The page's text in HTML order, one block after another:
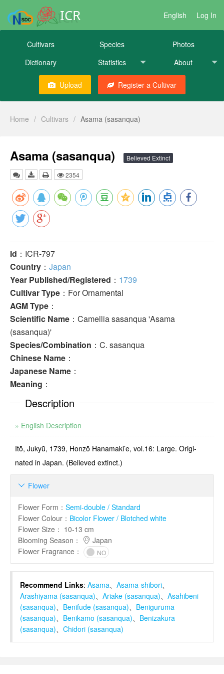
ICR English Log In
Cultivars Species
Photos
Dictionary
Statistics About
Upload Register a Cultivar
Home / Cultivars / Asama (sasanqua)
Asama (sasanqua)
Believed Extinct
2354
Id ：ICR-797
Country ： Japan
Year Published/Registered ： 1739
Cultivar Type ：For Ornamental
AGM Type ：
Scientific Name ：Camellia sasanqua 'Asama
(sasanqua)'
Species/Combination ：C. sasanqua
Chinese Name ：
Japanese Name ：
Meaning ：
Description
» English Description
Itō, Jukyū, 1739, Honzō Hanamaki’e, vol.16: Large. Origi­
nated in Japan. (Believed extinct.)
Flower

Flower Form ： Semi-double / Standard
Flower Colour ： Bicolor Flower / Blotched white
Flower Size ： 10-13 cm
Blooming Season ：
Japan
Flower Fragrance ： NO
Recommend Links: Asama、 Asama-shibori、
Arashiyama (sasanqua)、 Ariake (sasanqua)、 Asahibeni
(sasanqua)、 Benifude (sasanqua)、 Beniguruma
(sasanqua)、 Benikamo (sasanqua)、 Benizakura
(sasanqua)、 Chidori (sasanqua)